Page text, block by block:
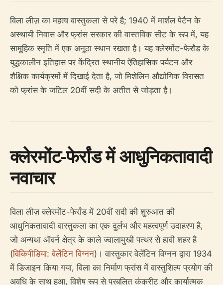
विला लीज़ का महत्व वास्तुकला से परे है; 1940 में मार्शल पेटैन के
अस्थायी निवास और फ्रांस सरकार की वास्तविक सीट के रूप में, यह
सामूहिक स्मृति में एक अनूठा स्थान रखता है। यह क्लेरमोंट-फेर्रांड के
युद्धकालीन इतिहास पर केंद्रित स्थानीय ऐतिहासिक पर्यटन और
शैक्षिक कार्यक्रमों में दिखाई देता है, जो मिशेलिन औद्योगिक विरासत
को फ्रांस के जटिल 20वीं सदी के अतीत से जोड़ता है।
क्लेरमोंट-फेर्रांड में आधुनिकतावादी
नवाचार
विला लीज़ क्लेरमोंट-फेर्रांड में 20वीं सदी की शुरुआत की
आधुनिकतावादी वास्तुकला का एक दुर्लभ और महत्वपूर्ण उदाहरण है,
जो अन्यथा ऑवर्न क्षेत्र के काले ज्वालामुखी पत्थर से हावी शहर है
(विकिपीडिया: वेलेंटिन विग्नन)। वास्तुकार वेलेंटिन विग्नन द्वारा 1934
में डिजाइन किया गया, विला का निर्माण फ्रांस में वास्तुशिल्प प्रयोग की
अवधि के साथ हुआ, विशेष रूप से प्रबलित कंक्रीट और कार्यात्मक